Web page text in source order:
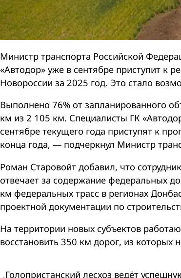
Министр транспорта Российской
«Автодор» уже в сентябре приступит к
Новороссии за 2025 год. Это стало
Выполнено 76% от запланированного
км из 2 105 км. Специалисты ГК
сентябре текущего года приступят к
конца года, — подчеркнул Министр
Роман Старовойт добавил, что
отвечает за содержание федеральных
км федеральных трасс в регионах
проектной документации по
На территории новых субъектов
восстановить 350 км дорог, из
Голопристанский лесхоз ведёт